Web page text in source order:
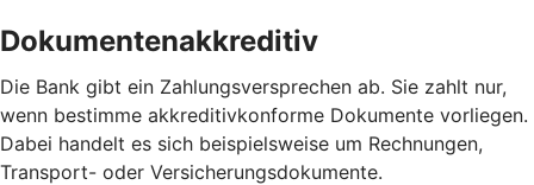
Dokumentenakkreditiv
Die Bank gibt ein Zahlungsversprechen ab. Sie zahlt nur,
wenn bestimme akkreditivkonforme Dokumente vorliegen.
Dabei handelt es sich beispielsweise um Rechnungen,
Transport- oder Versicherungsdokumente.